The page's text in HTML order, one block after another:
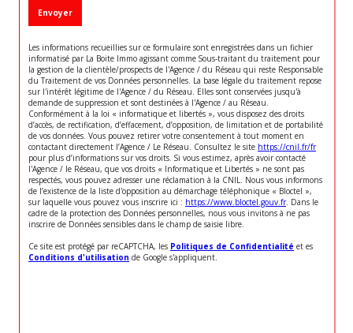
Envoyer
Les informations recueillies sur ce formulaire sont enregistrées dans un fichier
informatisé par La Boite Immo agissant comme Sous-traitant du traitement pour
la gestion de la clientèle/prospects de l'Agence / du Réseau qui reste Responsable
du Traitement de vos Données personnelles. La base légale du traitement repose
sur l'intérêt légitime de l'Agence / du Réseau. Elles sont conservées jusqu'à
demande de suppression et sont destinées à l'Agence / au Réseau.
Conformément à la loi « informatique et libertés », vous disposez des droits
d’accès, de rectification, d’effacement, d’opposition, de limitation et de portabilité
de vos données. Vous pouvez retirer votre consentement à tout moment en
contactant directement l’Agence / Le Réseau. Consultez le site https://cnil.fr/fr
pour plus d’informations sur vos droits. Si vous estimez, après avoir contacté
l'Agence / le Réseau, que vos droits « Informatique et Libertés » ne sont pas
respectés, vous pouvez adresser une réclamation à la CNIL. Nous vous informons
de l’existence de la liste d'opposition au démarchage téléphonique « Bloctel »,
sur laquelle vous pouvez vous inscrire ici : https://www.bloctel.gouv.fr . Dans le
cadre de la protection des Données personnelles, nous vous invitons à ne pas
inscrire de Données sensibles dans le champ de saisie libre.
Ce site est protégé par reCAPTCHA, les Politiques de Confidentialité et es
Conditions d'utilisation de Google s'appliquent.